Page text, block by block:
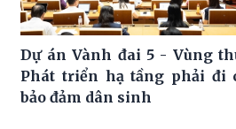
Dự án Vành đai 5 - Vùng
Phát triển hạ tầng phải đi
bảo đảm dân sinh